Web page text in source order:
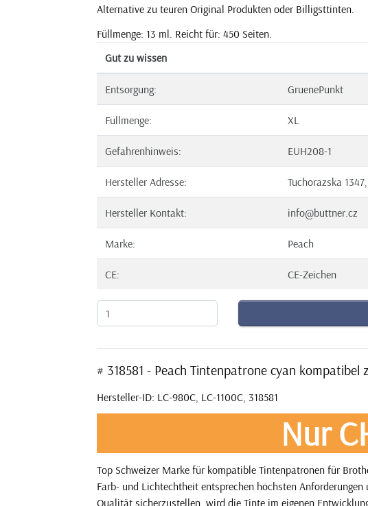
Alternative zu teuren Original Produkten oder Billigsttinten.
Füllmenge: 13 ml. Reicht für: 450 Seiten.
Gut zu wissen
Entsorgung: GruenePunkt
Füllmenge: XL
Gefahrenhinweis: EUH208-1
Hersteller Adresse: Tuchorazska
Hersteller Kontakt: info@buttner.cz
Marke: Peach
CE: CE-Zeichen
# 318581 - Peach Tintenpatrone cyan kompatibel
Hersteller-ID: LC-980C, LC-1100C, 318581
Nur
Top Schweizer Marke für kompatible Tintenpatronen für
Farb- und Lichtechtheit entsprechen höchsten
Qualität sicherzustellen, wird die Tinte im eigenen